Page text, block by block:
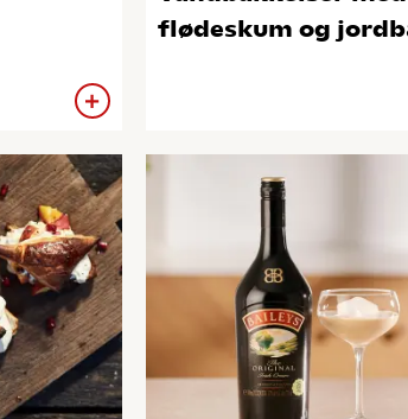
flødeskum og